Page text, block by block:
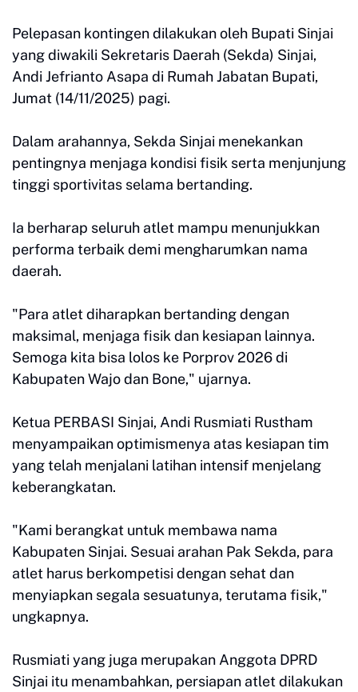
Pelepasan kontingen dilakukan oleh Bupati Sinjai
yang diwakili Sekretaris Daerah (Sekda) Sinjai,
Andi Jefrianto Asapa di Rumah Jabatan Bupati,
Jumat (14/11/2025) pagi.
Dalam arahannya, Sekda Sinjai menekankan
pentingnya menjaga kondisi fisik serta menjunjung
tinggi sportivitas selama bertanding.
Ia berharap seluruh atlet mampu menunjukkan
performa terbaik demi mengharumkan nama
daerah.
"Para atlet diharapkan bertanding dengan
maksimal, menjaga fisik dan kesiapan lainnya.
Semoga kita bisa lolos ke Porprov 2026 di
Kabupaten Wajo dan Bone," ujarnya.
Ketua PERBASI Sinjai, Andi Rusmiati Rustham
menyampaikan optimismenya atas kesiapan tim
yang telah menjalani latihan intensif menjelang
keberangkatan.
"Kami berangkat untuk membawa nama
Kabupaten Sinjai. Sesuai arahan Pak Sekda, para
atlet harus berkompetisi dengan sehat dan
menyiapkan segala sesuatunya, terutama fisik,"
ungkapnya.
Rusmiati yang juga merupakan Anggota DPRD
Sinjai itu menambahkan, persiapan atlet dilakukan